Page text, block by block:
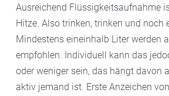
Ausreichend Flüssigkeitsaufnahme
Hitze. Also trinken, trinken und noch
Mindestens eineinhalb Liter werden
empfohlen. Individuell kann das
oder weniger sein, das hängt davon
aktiv jemand ist. Erste Anzeichen von